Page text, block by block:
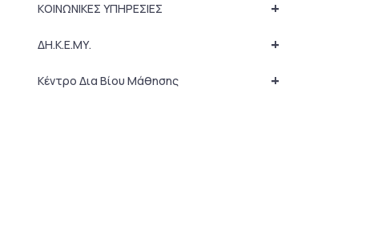
+
ΚΟΙΝΩΝΙΚΕΣ ΥΠΗΡΕΣΙΕΣ
+
ΔΗ.Κ.Ε.ΜΥ.
+
Κέντρο Δια Βίου Μάθησης